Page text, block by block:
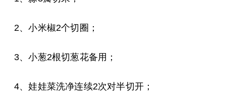
2、小米椒2个切圈；
3、小葱2根切葱花备用；
4、娃娃菜洗净连续2次对半切开；